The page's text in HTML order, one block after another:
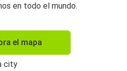
en todo el mundo.
el mapa